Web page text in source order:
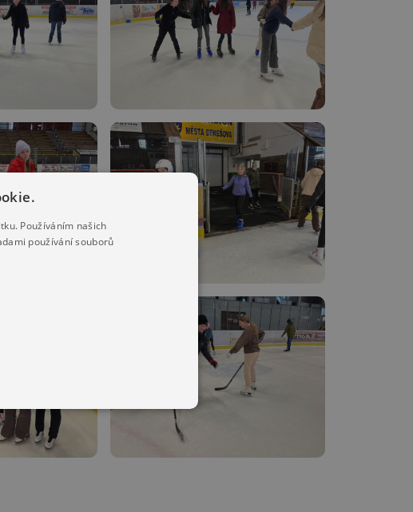
Používáním našich
používání souborů